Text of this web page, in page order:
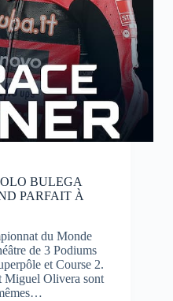
BULEGA
PARFAIT À
du Monde
de 3 Podiums
et Course 2.
Miguel Olivera sont